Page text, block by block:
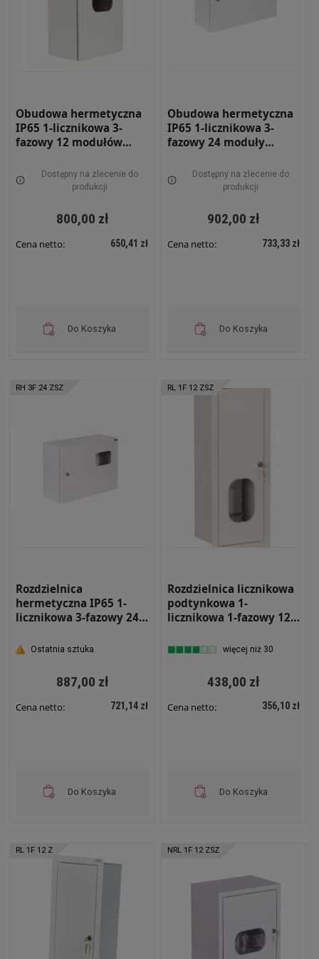
Obudowa hermetyczna
IP65 1-licznikowa 3-
fazowy 12 modułów
zamkiem i szybą RH
3F12 ZSZ
Dostępny na zlecenie do
produkcji
800,00 zł
Cena netto: 650,41 zł
Do Koszyka
Obudowa hermetyczna
IP65 1-licznikowa 3-
fazowy 24 moduły
zamkiem RH 3F24 Z
Dostępny na zlecenie do
produkcji
902,00 zł
Cena netto: 733,33 zł
Do Koszyka
RH 3F 24 ZSZ
Rozdzielnica
hermetyczna IP65 1-
licznikowa 3-fazowy 24
Szara z zamkiem i szybą
Ostatnia sztuka
887,00 zł
Cena netto: 721,14 zł
Do Koszyka
RL 1F 12 ZSZ
Rozdzielnica licznikowa
podtynkowa 1-
licznikowa 1-fazowy 12
180x540x180 Biała z
więcej niż 30
438,00 zł
Cena netto: 356,10 zł
Do Koszyka
RL 1F 12 Z NRL 1F 12 ZSZ